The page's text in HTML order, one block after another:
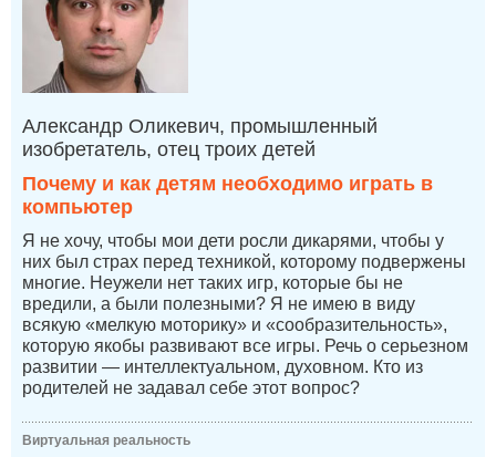
Александр Оликевич, промышленный
изобретатель, отец троих детей
Почему и как детям необходимо играть в
компьютер
Я не хочу, чтобы мои дети росли дикарями, чтобы у
них был страх перед техникой, которому подвержены
многие. Неужели нет таких игр, которые бы не
вредили, а были полезными? Я не имею в виду
всякую «мелкую моторику» и «сообразительность»,
которую якобы развивают все игры. Речь о серьезном
развитии — интеллектуальном, духовном. Кто из
родителей не задавал себе этот вопрос?
Виртуальная реальность